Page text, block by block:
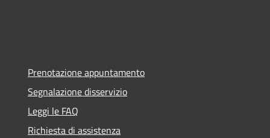
Prenotazione appuntamento
Segnalazione disservizio
Leggi le FAQ
Richiesta di assistenza